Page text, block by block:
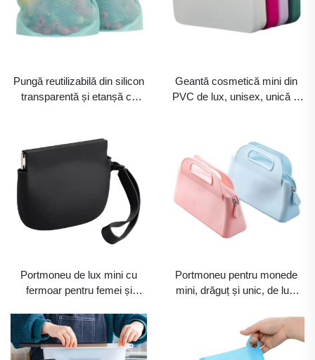
Pungă reutilizabilă din silicon
transparentă și etanșă cu
alimentelor și ca recipient
pentru ambalarea eficientă a
alimentelor, utilizare în
bucătărie și în timpul
campingului
Geantă cosmetică mini din
PVC de lux, unisex, unică și
adolescente – portmoneu cu
siglă personalizată
Portmoneu de lux mini cu
fermoar pentru femei și
de călătorie unică și drăguță,
personalizabilă cu siglă,
producători de case
Portmoneu pentru monede
mini, drăguț și unic, de lux,
pentru călătorii, pungă pentru
machiaj și cosmetică, fabricat
la comandă, cu carcasă și